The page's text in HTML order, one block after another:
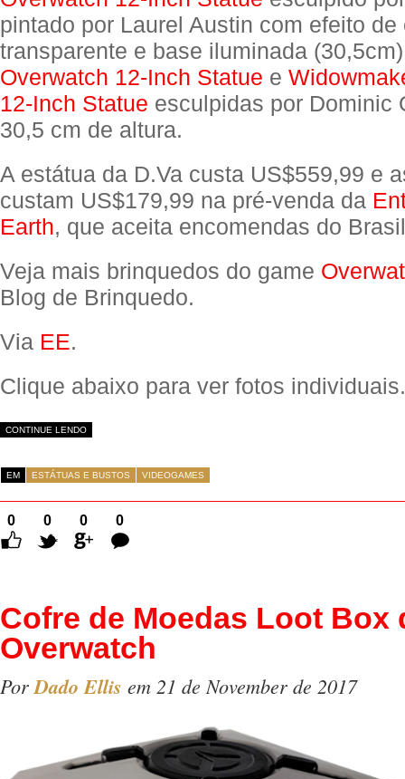
pintado por Laurel Austin com efeito de
transparente e base iluminada
Overwatch 12-Inch Statue e
12-Inch Statue esculpidas por Dominic
30,5 cm de altura.
A estátua da D.Va custa US$559,99 e
custam US$179,99 na pré-venda da
Earth, que aceita encomendas do
Veja mais brinquedos do game
Blog de Brinquedo.
Via EE.
Clique abaixo para ver fotos individuais.
CONTINUE LENDO
EM ESTÁTUAS E BUSTOS VIDEOGAMES
0 0 0
0
Comentários
Cofre de Moedas Loot Box
Overwatch
Por Dado Ellis em 21 de November de 2017